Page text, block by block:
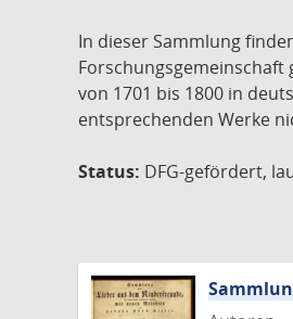
In dieser Sammlung
Forschungsgemeinschaft
von 1701 bis 1800 in
entsprechenden Werke
Status: DFG-gefördert,